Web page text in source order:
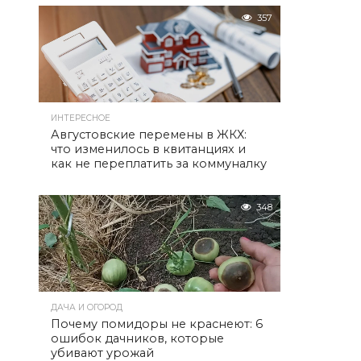
357
ИНТЕРЕСНОЕ
Августовские перемены в ЖКХ:
что изменилось в квитанциях и
как не переплатить за коммуналку
348
ДАЧА И ОГОРОД
Почему помидоры не краснеют: 6
ошибок дачников, которые
убивают урожай